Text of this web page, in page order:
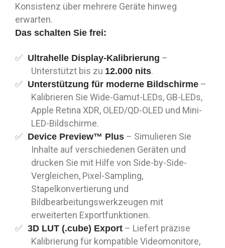
Konsistenz über mehrere Geräte hinweg
erwarten.
Das schalten Sie frei:
Ultrahelle Display-Kalibrierung –
Unterstützt bis zu 12.000 nits.
Unterstützung für moderne Bildschirme –
Kalibrieren Sie Wide-Gamut-LEDs, GB-LEDs,
Apple Retina XDR, OLED/QD-OLED und Mini-
LED-Bildschirme.
Device Preview™ Plus – Simulieren Sie
Inhalte auf verschiedenen Geräten und
drucken Sie mit Hilfe von Side-by-Side-
Vergleichen, Pixel-Sampling,
Stapelkonvertierung und
Bildbearbeitungswerkzeugen mit
erweiterten Exportfunktionen.
3D LUT (.cube) Export – Liefert präzise
Kalibrierung für kompatible Videomonitore,